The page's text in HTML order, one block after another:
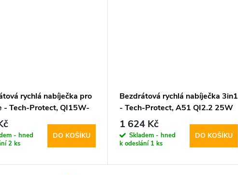
rychlá nabíječka pro
- Tech-Protect, QI15W-
Wireless Charger
- hned
2 ks
DO KOŠÍKU
Bezdrátová rychlá nabíječka 3in1
- Tech-Protect, A51 QI2.2 25W
MagSafe Wireless Charger Black
1 624 Kč
Skladem - hned
k odeslání 1 ks
DO KOŠÍKU